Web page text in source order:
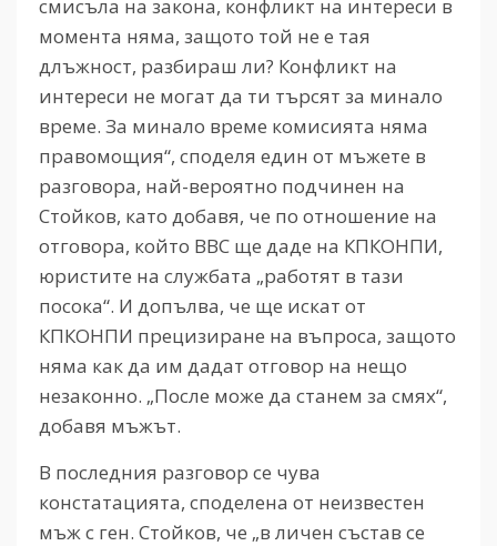
смисъла на закона, конфликт на интереси в
момента няма, защото той не е тая
длъжност, разбираш ли? Конфликт на
интереси не могат да ти търсят за минало
време. За минало време комисията няма
правомощия“, споделя един от мъжете в
разговора, най-вероятно подчинен на
Стойков, като добавя, че по отношение на
отговора, който ВВС ще даде на КПКОНПИ,
юристите на службата „работят в тази
посока“. И допълва, че ще искат от
КПКОНПИ прецизиране на въпроса, защото
няма как да им дадат отговор на нещо
незаконно. „После може да станем за смях“,
добавя мъжът.
В последния разговор се чува
констатацията, споделена от неизвестен
мъж с ген. Стойков, че „в личен състав се